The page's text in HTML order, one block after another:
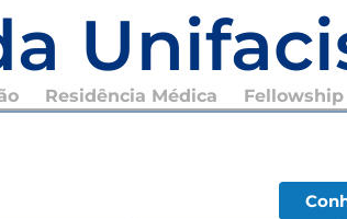
Residência Médica Fellowship